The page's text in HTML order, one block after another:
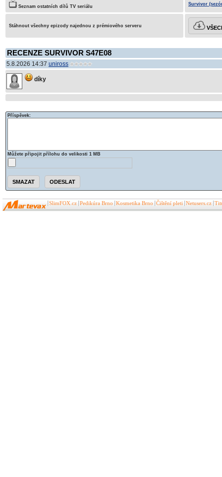
Seznam ostatních dílů TV seriálu Survivor
Stáhnout všechny epizody najednou z prémiového serveru
RECENZE SURVIVOR S47E08
5.8.2026 14:37 uniross
díky
Příspěvek:
Můžete připojit přílohu do velikosti 1 MB
SlimFOX.cz Pedikúra Brno Kosmetika Brno Čištění pleti Netusers.cz